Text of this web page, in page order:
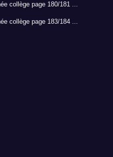
collège page 180/181 ...
collège page 183/184 ...